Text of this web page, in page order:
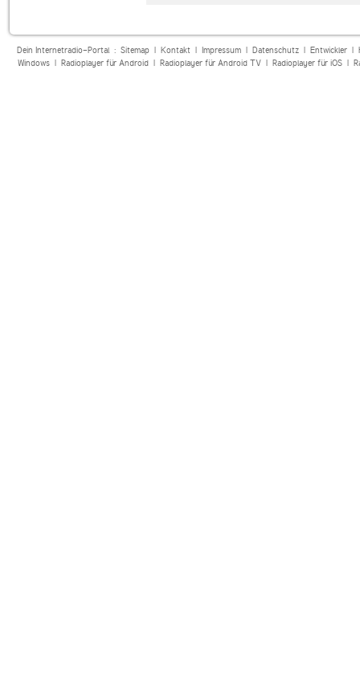
Dein Internetradio-Portal : Sitemap| Kontakt| Impressum| Datenschutz| Entwickler|
Windows| Radioplayer für Android| Radioplayer für Android TV| Radioplayer für iOS|